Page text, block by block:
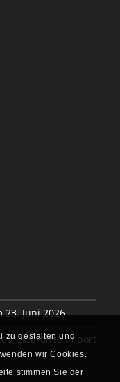
Juni 2026
Clearance Import
zu gestalten und
wir Cookies.
stimmen Sie der